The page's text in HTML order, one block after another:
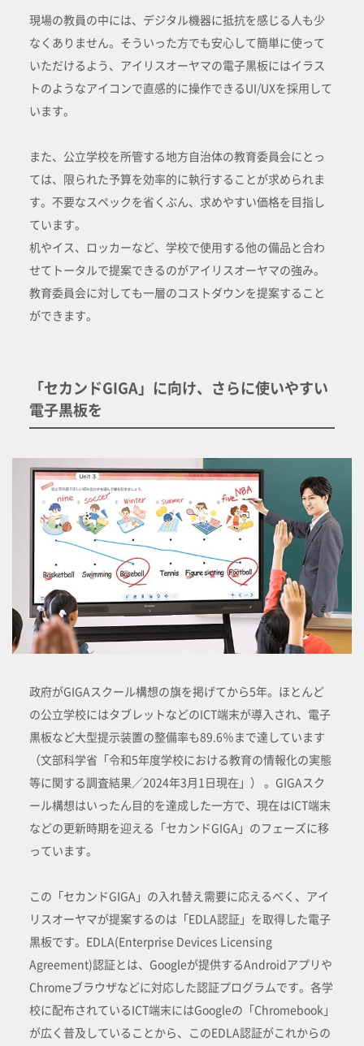
現場の教員の中には、デジタル機器に抵抗を感じる人も少
なくありません。そういった方でも安心して簡単に使って
いただけるよう、アイリスオーヤマの電子黒板にはイラス
トのようなアイコンで直感的に操作できるUI/UXを採用して
います。
また、公立学校を所管する地方自治体の教育委員会にとっ
ては、限られた予算を効率的に執行することが求められま
す。不要なスペックを省くぶん、求めやすい価格を目指し
ています。
机やイス、ロッカーなど、学校で使用する他の備品と合わ
せてトータルで提案できるのがアイリスオーヤマの強み。
教育委員会に対しても一層のコストダウンを提案すること
ができます。
「セカンドGIGA」に向け、さらに使いやすい
電子黒板を
政府がGIGAスクール構想の旗を掲げてから5年。ほとんど
の公立学校にはタブレットなどのICT端末が導入され、電子
黒板など大型提示装置の整備率も89.6％まで達しています
（文部科学省「令和5年度学校における教育の情報化の実態
等に関する調査結果／2024年3月1日現在」） 。GIGAスク
ール構想はいったん目的を達成した一方で、現在はICT端末
などの更新時期を迎える「セカンドGIGA」のフェーズに移
っています。
この「セカンドGIGA」の入れ替え需要に応えるべく、アイ
リスオーヤマが提案するのは「EDLA認証」を取得した電子
黒板です。EDLA(Enterprise Devices Licensing
Agreement)認証とは、Googleが提供するAndroidアプリや
Chromeブラウザなどに対応した認証プログラムです。各学
校に配布されているICT端末にはGoogleの「Chromebook」
が広く普及していることから、このEDLA認証がこれからの